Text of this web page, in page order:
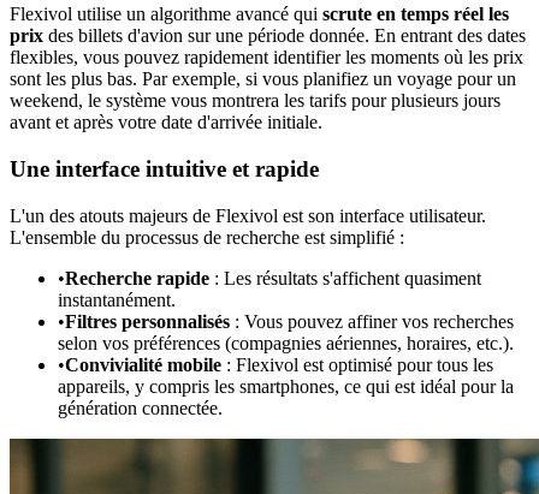
Flexivol utilise un algorithme avancé qui scrute en temps réel les
prix des billets d'avion sur une période donnée. En entrant des dates
flexibles, vous pouvez rapidement identifier les moments où les prix
sont les plus bas. Par exemple, si vous planifiez un voyage pour un
weekend, le système vous montrera les tarifs pour plusieurs jours
avant et après votre date d'arrivée initiale.
Une interface intuitive et rapide
L'un des atouts majeurs de Flexivol est son interface utilisateur.
L'ensemble du processus de recherche est simplifié :
•Recherche rapide : Les résultats s'affichent quasiment
instantanément.
•Filtres personnalisés : Vous pouvez affiner vos recherches
selon vos préférences (compagnies aériennes, horaires, etc.).
•Convivialité mobile : Flexivol est optimisé pour tous les
appareils, y compris les smartphones, ce qui est idéal pour la
génération connectée.